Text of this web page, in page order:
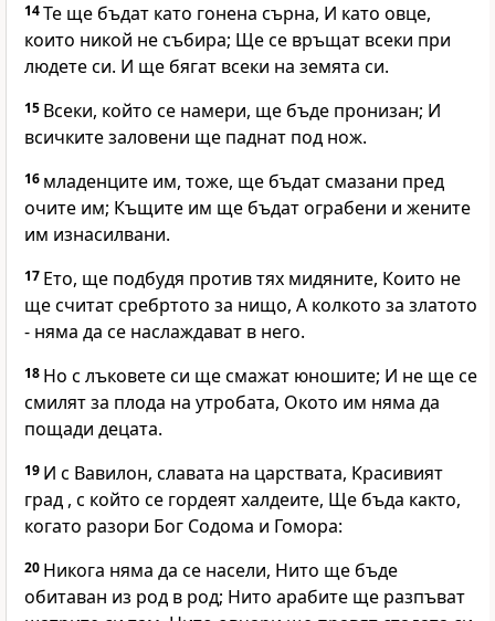
14Те ще бъдат като гонена сърна, И като овце,
които никой не събира; Ще се връщат всеки при
людете си. И ще бягат всеки на земята си.
15 Всеки, който се намери, ще бъде пронизан; И
всичките заловени ще паднат под нож.
16 младенците им, тоже, ще бъдат смазани пред
очите им; Къщите им ще бъдат ограбени и жените
им изнасилвани.
17 Ето, ще подбудя против тях мидяните, Които не
ще считат сребртото за нищо, А колкото за златото
- няма да се наслаждават в него.
18 Но с лъковете си ще смажат юношите; И не ще се
смилят за плода на утробата, Окото им няма да
пощади децата.
19 И с Вавилон, славата на царствата, Красивият
град , с който се гордеят халдеите, Ще бъда както,
когато разори Бог Содома и Гомора:
20 Никога няма да се насели, Нито ще бъде
обитаван из род в род; Нито арабите ще разпъват